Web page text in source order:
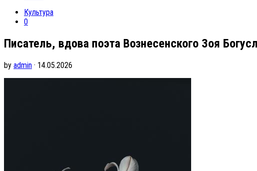
Культура
0
Писатель, вдова поэта Вознесенского Зоя
by admin · 14.05.2026